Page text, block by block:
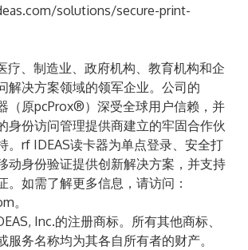
solutions/secure-print-
疗、制造业、政府机构、教育机构和企
解决方案领域的领军企业。公司的
（原pcProx®）深受全球用户信赖，并
身份访问管理提供商建立的牢固合作伙
。rf IDEAS读卡器为单点登录、安全打
动身份验证提供创新解决方案，并支持
。如需了解更多信息，请访问：
。
Inc.的注册商标。所有其他商标、
服务名称均为其各自所有者的财产。